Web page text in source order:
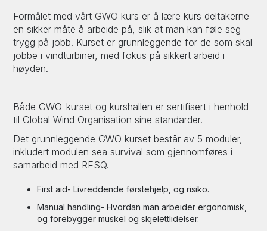
Formålet med vårt GWO kurs er å lære kurs deltakerne
en sikker måte å arbeide på, slik at man kan føle seg
trygg på jobb. Kurset er grunnleggende for de som skal
jobbe i vindturbiner, med fokus på sikkert arbeid i
høyden.
Både GWO-kurset og kurshallen er sertifisert i henhold
til Global Wind Organisation sine standarder.
Det grunnleggende GWO kurset består av 5 moduler,
inkludert modulen sea survival som gjennomføres i
samarbeid med RESQ.
First aid- Livreddende førstehjelp, og risiko.
Manual handling- Hvordan man arbeider ergonomisk,
og forebygger muskel og skjelettlidelser.